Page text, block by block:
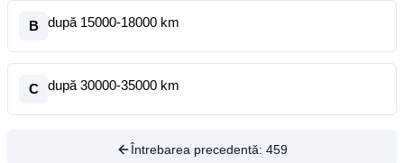
B după 15000-18000 km
C după 30000-35000 km
Întrebarea precedentă: 459